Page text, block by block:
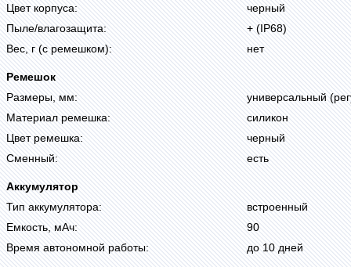
Цвет корпуса:
черный
Пыле/влагозащита:
+ (IP68)
Вес, г (с ремешком):
нет
Ремешок
Размеры, мм:
универсальный
Материал ремешка:
силикон
Цвет ремешка:
черный
Сменный:
есть
Аккумулятор
Тип аккумулятора:
встроенный
Емкость, мАч:
90
Время автономной работы:
до 10 дней